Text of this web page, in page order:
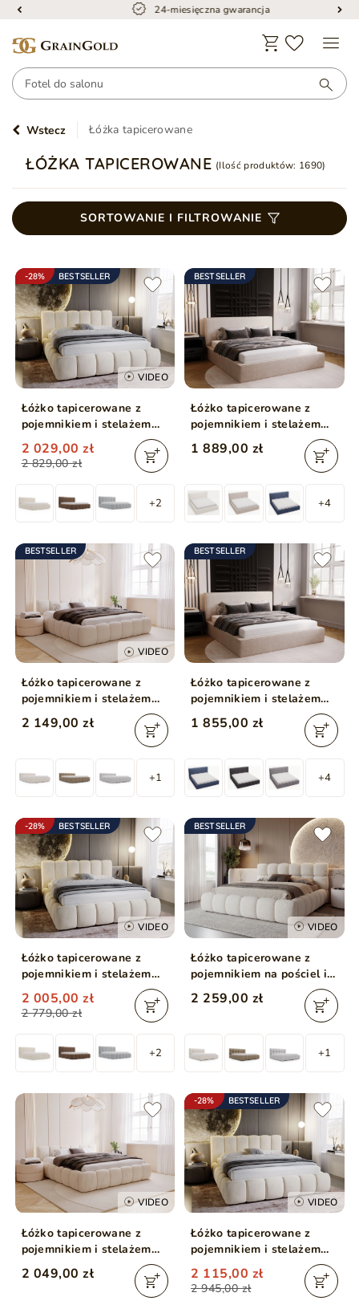
24-miesięczna gwarancja
Wstecz Łóżka tapicerowane
ŁÓŻKA TAPICEROWANE (Ilość produktów: 1690)
SORTOWANIE I FILTROWANIE
-28% BESTSELLER
VIDEO
Łóżko tapicerowane z
pojemnikiem i stelażem
180x200 Cloud Beżowy
2 829,00 zł
2 029,00 zł
+2
BESTSELLER
Łóżko tapicerowane z
pojemnikiem i stelażem
180x200 Monaco Beżowe
1 889,00 zł
+4
BESTSELLER
VIDEO
Łóżko tapicerowane z
pojemnikiem i stelażem
180x200 Cloud Low
beżowe
2 149,00 zł
+1
BESTSELLER
Łóżko tapicerowane z
pojemnikiem i stelażem
160x200 Monaco Beżowe
1 855,00 zł
+4
-28% BESTSELLER
VIDEO
Łóżko tapicerowane z
pojemnikiem i stelażem
160x200 Cloud Beżowy
2 779,00 zł
2 005,00 zł
+2
BESTSELLER
VIDEO
Łóżko tapicerowane z
pojemnikiem na pościel i
stelażem 180x200 Modo w
tkaninie bouclé Beżowe
2 259,00 zł
+1
VIDEO
Łóżko tapicerowane z
pojemnikiem i stelażem
180x200 Cloud Low
beżowe
2 049,00 zł
-28% BESTSELLER
VIDEO
Łóżko tapicerowane z
pojemnikiem i stelażem
200x200 Cloud Beżowy
2 945,00 zł
2 115,00 zł